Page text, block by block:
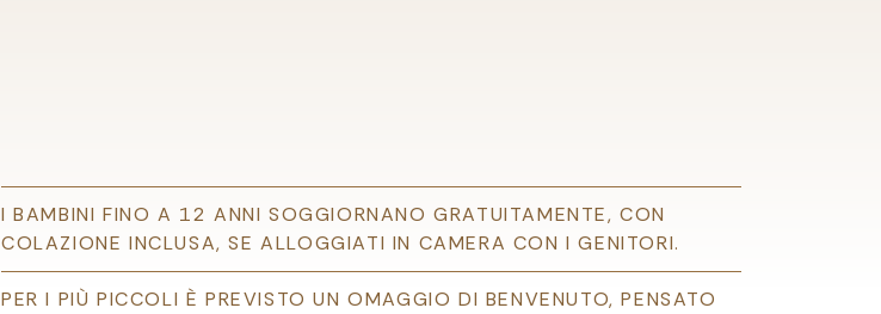
I BAMBINI FINO A 12 ANNI SOGGIORNANO GRATUITAMENTE, CON
COLAZIONE INCLUSA, SE ALLOGGIATI IN CAMERA CON I GENITORI.
PER I PIÙ PICCOLI È PREVISTO UN OMAGGIO DI BENVENUTO, PENSATO